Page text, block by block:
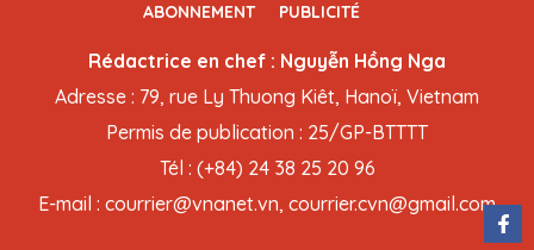
ABONNEMENT
PUBLICITÉ
Rédactrice en chef : Nguyễn Hồng Nga
Adresse : 79, rue Ly Thuong Kiêt, Hanoï, Vietnam
Permis de publication : 25/GP-BTTTT
Tél : (+84) 24 38 25 20 96
E-mail : courrier@vnanet.vn, courrier.cvn@gmail.com